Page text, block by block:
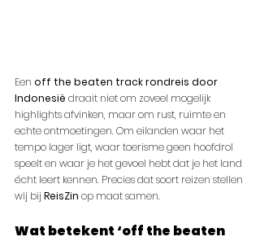
Een off the beaten track rondreis door
Indonesië draait niet om zoveel mogelijk
highlights afvinken, maar om rust, ruimte en
echte ontmoetingen. Om eilanden waar het
tempo lager ligt, waar toerisme geen hoofdrol
speelt en waar je het gevoel hebt dat je het land
écht leert kennen. Precies dat soort reizen stellen
wij bij ReisZin op maat samen.
Wat betekent ‘off the beaten